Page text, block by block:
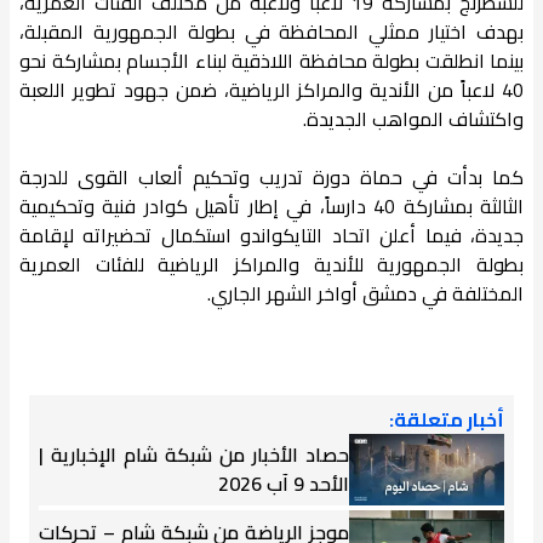
بهدف اختيار ممثلي المحافظة في بطولة الجمهورية المقبلة،
بينما انطلقت بطولة محافظة اللاذقية لبناء الأجسام بمشاركة نحو
40 لاعباً من الأندية والمراكز الرياضية، ضمن جهود تطوير اللعبة
واكتشاف المواهب الجديدة.
كما بدأت في حماة دورة تدريب وتحكيم ألعاب القوى للدرجة
الثالثة بمشاركة 40 دارساً، في إطار تأهيل كوادر فنية وتحكيمية
جديدة، فيما أعلن اتحاد التايكواندو استكمال تحضيراته لإقامة
بطولة الجمهورية للأندية والمراكز الرياضية للفئات العمرية
المختلفة في دمشق أواخر الشهر الجاري.
أخبار متعلقة:
حصاد الأخبار من شبكة شام الإخبارية |
الأحد 9 آب 2026
موجز الرياضة من شبكة شام – تحركات